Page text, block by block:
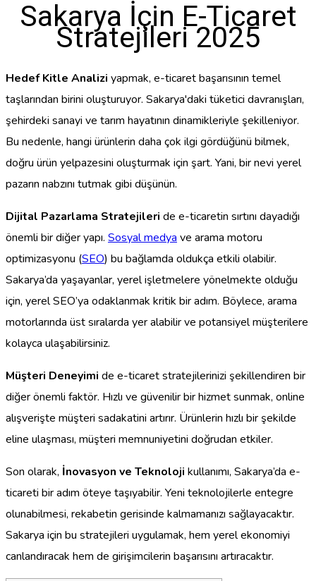
Sakarya İçin E-Ticaret
Stratejileri 2025
Hedef Kitle Analizi yapmak, e-ticaret başarısının temel
taşlarından birini oluşturuyor. Sakarya'daki tüketici davranışları,
şehirdeki sanayi ve tarım hayatının dinamikleriyle şekilleniyor.
Bu nedenle, hangi ürünlerin daha çok ilgi gördüğünü bilmek,
doğru ürün yelpazesini oluşturmak için şart. Yani, bir nevi yerel
pazarın nabzını tutmak gibi düşünün.
Dijital Pazarlama Stratejileri de e-ticaretin sırtını dayadığı
önemli bir diğer yapı. Sosyal medya ve arama motoru
optimizasyonu (SEO) bu bağlamda oldukça etkili olabilir.
Sakarya’da yaşayanlar, yerel işletmelere yönelmekte olduğu
için, yerel SEO’ya odaklanmak kritik bir adım. Böylece, arama
motorlarında üst sıralarda yer alabilir ve potansiyel müşterilere
kolayca ulaşabilirsiniz.
Müşteri Deneyimi de e-ticaret stratejilerinizi şekillendiren bir
diğer önemli faktör. Hızlı ve güvenilir bir hizmet sunmak, online
alışverişte müşteri sadakatini artırır. Ürünlerin hızlı bir şekilde
eline ulaşması, müşteri memnuniyetini doğrudan etkiler.
Son olarak, İnovasyon ve Teknoloji kullanımı, Sakarya’da e-
ticareti bir adım öteye taşıyabilir. Yeni teknolojilerle entegre
olunabilmesi, rekabetin gerisinde kalmamanızı sağlayacaktır.
Sakarya için bu stratejileri uygulamak, hem yerel ekonomiyi
canlandıracak hem de girişimcilerin başarısını artıracaktır.